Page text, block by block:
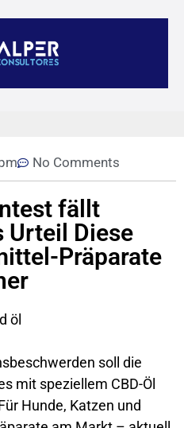
No Comments
fällt
Urteil Diese
Präparate
soll die
mit speziellem CBD-Öl
Hunde, Katzen und